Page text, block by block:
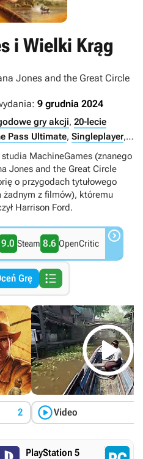
i Wielki Krąg
Jones and the Great Circle
9 grudnia 2024
gry akcji, 20-lecie
Pass Ultimate, Singleplayer,
, PC Game Pass
MachineGames (znanego
Jones and the Great Circle
o przygodach tytułowego
z filmów), któremu
Harrison Ford.
9.0 Steam 8.6 OpenCritic 
Grę 
2

Video
PlayStation 5